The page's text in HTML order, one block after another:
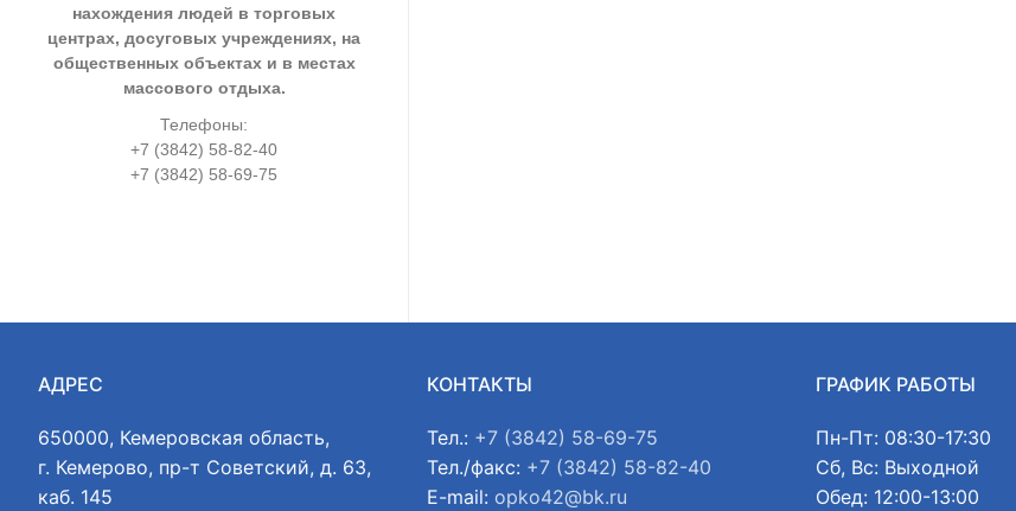
нахождения людей в торговых
центрах, досуговых учреждениях, на
общественных объектах и в местах
массового отдыха.
Телефоны:
+7 (3842) 58-82-40
+7 (3842) 58-69-75
АДРЕС
650000, Кемеровская область,
г. Кемерово, пр-т Советский, д. 63,
каб. 145
КОНТАКТЫ
Тел.: +7 (3842) 58-69-75
Тел./факс: +7 (3842) 58-82-40
E-mail: opko42@bk.ru
ГРАФИК РАБОТЫ
Пн-Пт: 08:30-17:30
Сб, Вс: Выходной
Обед: 12:00-13:00